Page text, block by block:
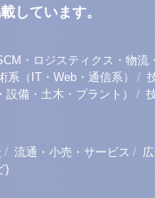
しています。
・ロジスティクス・物流
系（IT・Web・通信系） /
備・土木・プラント） /
/ 流通・小売・サービス /
)